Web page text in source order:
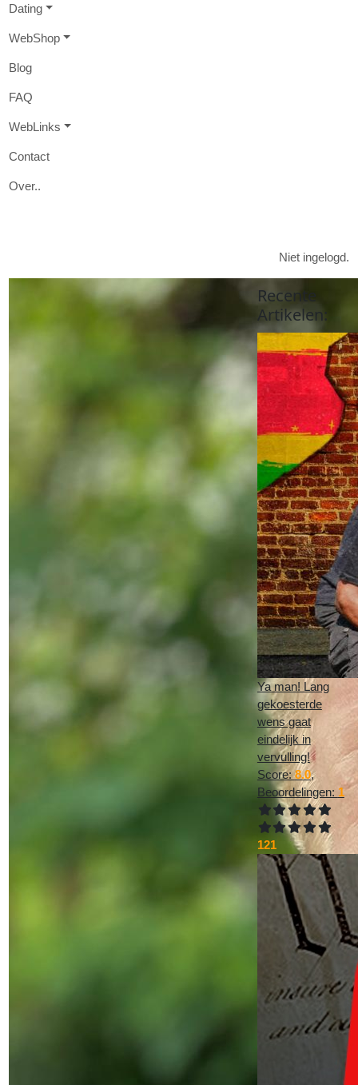
Dating
WebShop
Blog
FAQ
WebL inks
Contact
Over..
Niet ingelogd.
Recente
Artikelen:
Ya man! Lang
gekoesterde
wens gaat
eindelijk in
vervulling!
Score:8.0,
Beoordelingen: 1
121